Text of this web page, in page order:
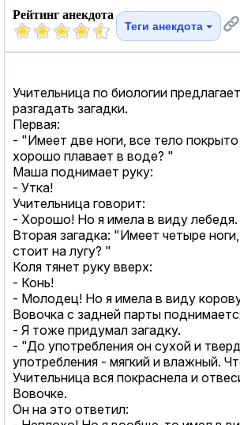
Рейтинг анекдота
Теги анекдота
Учительница по биологии
разгадать загадки.
Первая:
- "Имеет две ноги, все тело покрыто
хорошо плавает в воде? "
Маша поднимает руку:
- Утка!
Учительница говорит:
- Хорошо! Но я имела в виду лебедя.
Вторая загадка: "Имеет четыре ноги,
стоит на лугу? "
Коля тянет руку вверх:
- Конь!
- Молодец! Но я имела в виду
Вовочка с задней парты
- Я тоже придумал загадку.
- "До употребления он сухой и
употребления - мягкий и влажный.
Учительница вся покраснела и
Вовочке.
Он на это ответил: